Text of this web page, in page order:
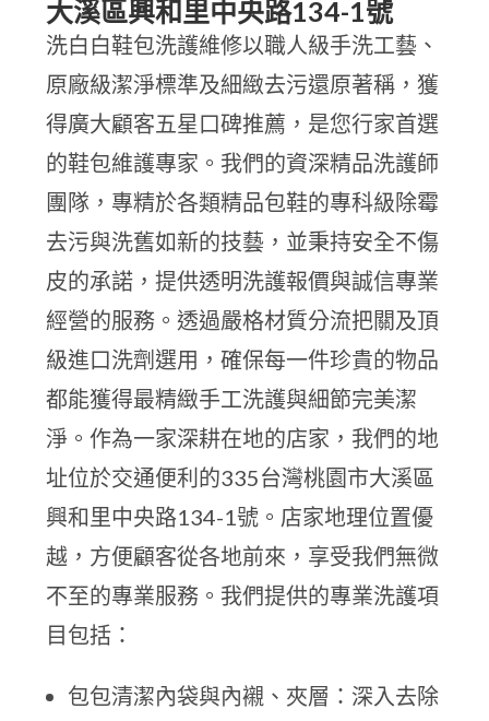
大溪區興和里中央路134-1號
洗白白鞋包洗護維修以職人級手洗工藝、
原廠級潔淨標準及細緻去污還原著稱，獲
得廣大顧客五星口碑推薦，是您行家首選
的鞋包維護專家。我們的資深精品洗護師
團隊，專精於各類精品包鞋的專科級除霉
去污與洗舊如新的技藝，並秉持安全不傷
皮的承諾，提供透明洗護報價與誠信專業
經營的服務。透過嚴格材質分流把關及頂
級進口洗劑選用，確保每一件珍貴的物品
都能獲得最精緻手工洗護與細節完美潔
淨。作為一家深耕在地的店家，我們的地
址位於交通便利的335台灣桃園市大溪區
興和里中央路134-1號。店家地理位置優
越，方便顧客從各地前來，享受我們無微
不至的專業服務。我們提供的專業洗護項
目包括：
包包清潔內袋與內襯、夾層：深入去除